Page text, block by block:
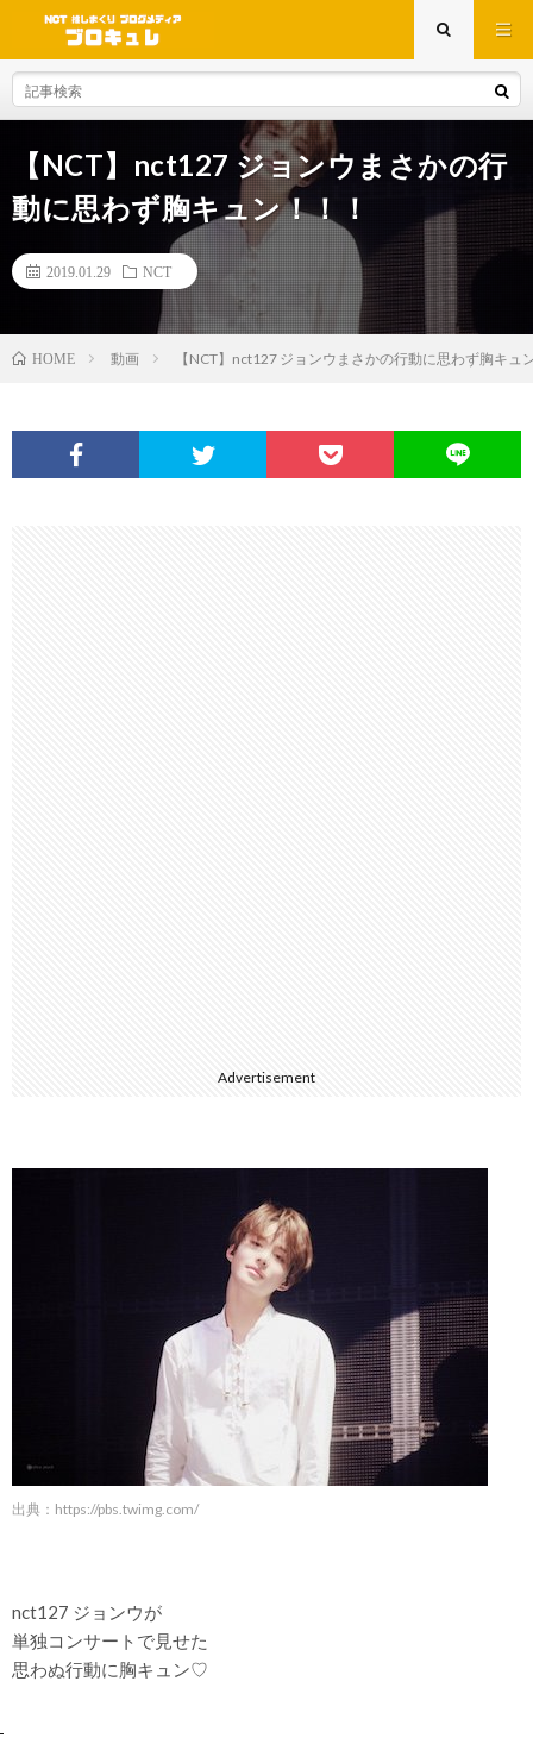
【NCT】nct127 ジョンウまさかの行
動に思わず胸キュン！！！
2019.01.29 NCT
HOME 動画 【NCT】nct127 ジョンウまさかの行動に思わず胸キュ
Advertisement
出典： https://pbs.twimg.com/
nct127 ジョンウが
単独コンサートで見せた
思わぬ行動に胸キュン♡